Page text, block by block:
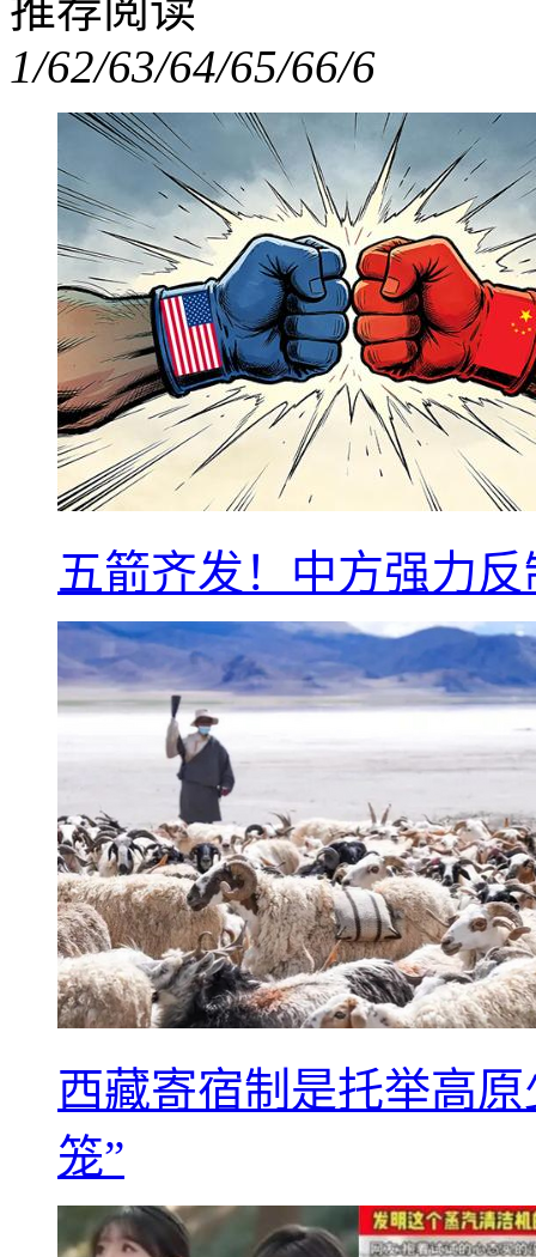
1/62/63/64/65/66/6
五箭齐发！中方强力
西藏寄宿制是托举高
笼”